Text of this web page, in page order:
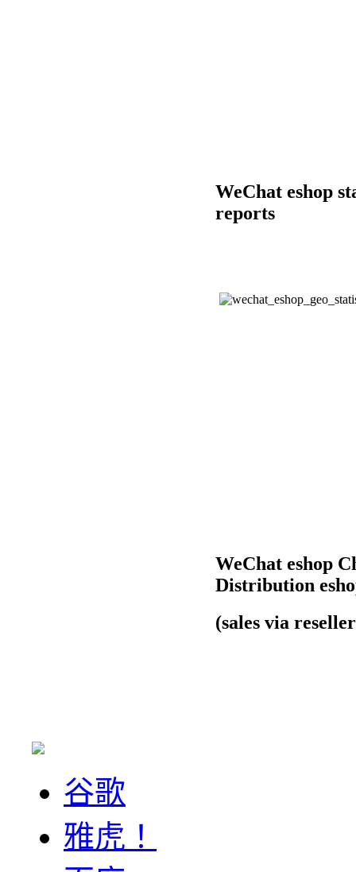
WeChat eshop
reports
WeChat eshop
Distribution
(sales via
谷歌
雅虎！